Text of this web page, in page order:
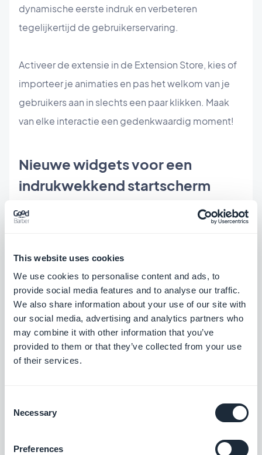
This website uses cookies
We use cookies to personalise content and ads, to
provide social media features and to analyse our traffic.
We also share information about your use of our site with
our social media, advertising and analytics partners who
may combine it with other information that you’ve
provided to them or that they’ve collected from your use
of their services.
Selection
Necessary
Preferences
dynamische eerste indruk en verbeteren
tegelijkertijd de gebruikerservaring.
Activeer de extensie in de Extension Store, kies of
importeer je animaties en pas het welkom van je
gebruikers aan in slechts een paar klikken. Maak
van elke interactie een gedenkwaardig moment!
Nieuwe widgets voor een
indrukwekkend startscherm
Tekst Widget
aangepaste tekstblokken toevoegen aan de
voor het weergeven van belangrijke berichten,